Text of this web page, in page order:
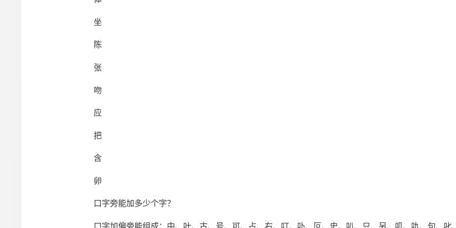
坐
陈
张
吻
应
把
含
卵
口字旁能加多少个字？
口字加偏旁能组成：中、叶、古、号、可、占、右、叮、卟、叵、史、叭、只、另、叽、㕤、句、叱